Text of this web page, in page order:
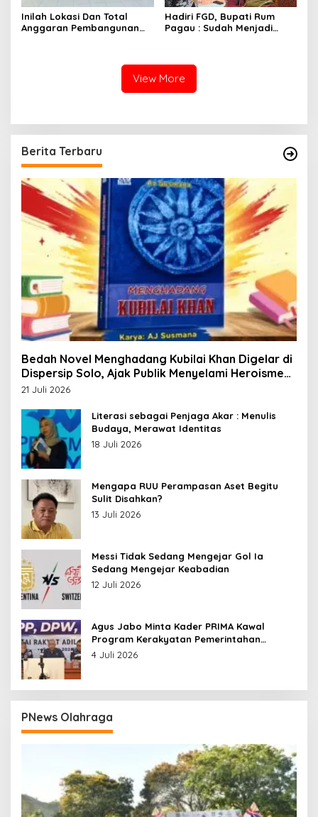
Inilah Lokasi Dan Total
Anggaran Pembangunan
Hadiri FGD, Bupati Rum
Pagau : Sudah Menjadi
View More
Berita Terbaru
Bedah Novel Menghadang Kubilai Khan Digelar di
Dispersip Solo, Ajak Publik Menyelami Heroisme
Leluhur Nusantara
21 Juli 2026
Literasi sebagai Penjaga Akar : Menulis
Budaya, Merawat Identitas
18 Juli 2026
Mengapa RUU Perampasan Aset Begitu
Sulit Disahkan?
13 Juli 2026
Messi Tidak Sedang Mengejar Gol Ia
Sedang Mengejar Keabadian
12 Juli 2026
Agus Jabo Minta Kader PRIMA Kawal
Program Kerakyatan Pemerintahan
Prabowo
4 Juli 2026
PNews Olahraga